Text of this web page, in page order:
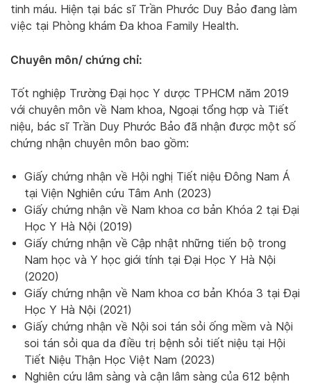
tinh máu. Hiện tại bác sĩ Trần Phước Duy Bảo đang làm
việc tại Phòng khám Đa khoa Family Health.
Chuyên môn/ chứng chỉ:
Tốt nghiệp Trường Đại học Y dược TPHCM năm 2019
với chuyên môn về Nam khoa, Ngoại tổng hợp và Tiết
niệu, bác sĩ Trần Duy Phước Bảo đã nhận được một số
chứng nhận chuyên môn bao gồm:
Giấy chứng nhận về Hội nghị Tiết niệu Đông Nam Á
tại Viện Nghiên cứu Tâm Anh (2023)
Giấy chứng nhận về Nam khoa cơ bản Khóa 2 tại Đại
Học Y Hà Nội (2019)
Giấy chứng nhận về Cập nhật những tiến bộ trong
Nam học và Y học giới tính tại Đại Học Y Hà Nội
(2020)
Giấy chứng nhận về Nam khoa cơ bản Khóa 3 tại Đại
Học Y Hà Nội (2021)
Giấy chứng nhận về Nội soi tán sỏi ống mềm và Nội
soi tán sỏi qua da điều trị bệnh sỏi tiết niệu tại Hội
Tiết Niệu Thận Học Việt Nam (2023)
Nghiên cứu lâm sàng và cận lâm sàng của 612 bệnh